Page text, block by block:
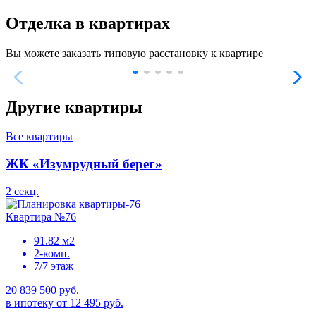
Отделка в квартирах
Вы можете заказать типовую расстановку к квартире
Другие квартиры
Все квартиры
ЖК «Изумрудный берег»
2 секц.
Квартира №76
91.82 м2
2-комн.
7/7 этаж
20 839 500 руб.
в ипотеку от 12 495 руб.